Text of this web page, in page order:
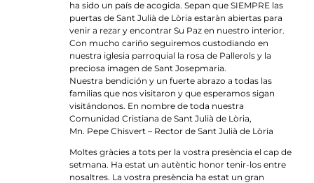
ha sido un país de acogida. Sepan que SIEMPRE las
puertas de Sant Julià de Lòria estaràn abiertas para
venir a rezar y encontrar Su Paz en nuestro interior.
Con mucho cariño seguiremos custodiando en
nuestra iglesia parroquial la rosa de Pallerols y la
preciosa imagen de Sant Josepmaria.
Nuestra bendición y un fuerte abrazo a todas las
familias que nos visitaron y que esperamos sigan
visitándonos. En nombre de toda nuestra
Comunidad Cristiana de Sant Julià de Lòria,
Mn. Pepe Chisvert – Rector de Sant Julià de Lòria
Moltes gràcies a tots per la vostra presència el cap de
setmana. Ha estat un autèntic honor tenir-los entre
nosaltres. La vostra presència ha estat un gran